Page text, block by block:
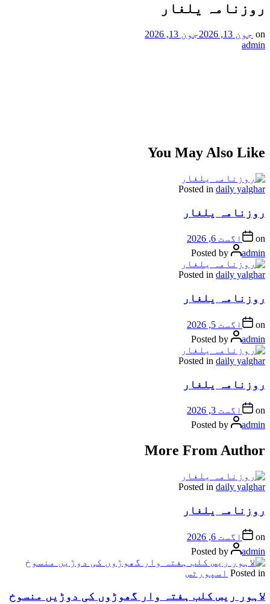
روزنامہ یلغار
on جون 13, 2026
جون 13, 2026
admin
You May Also Like
Posted in daily yalghar
روزنامہ یلغار
on
اگست 6, 2026
Posted by
admin
Posted in daily yalghar
روزنامہ یلغار
on
اگست 5, 2026
Posted by
admin
Posted in daily yalghar
روزنامہ یلغار
on
اگست 3, 2026
Posted by
admin
More From Author
Posted in daily yalghar
روزنامہ یلغار
on
اگست 6, 2026
Posted by
admin
Posted in اسپورٹس
لاہور ریس کلب ہفتہ وار گھوڑوں کی دوڑیں منسوخ